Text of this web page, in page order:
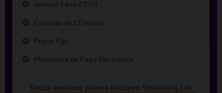
Internet Fibra FTTH
Contrato de 12 meses
Precio Fijo
Plataforma de Pago Electrónica
Todos nuestros planes incluyen Streaming Lite